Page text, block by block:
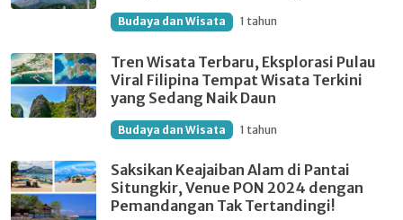
Budaya dan Wisata 1 tahun
Tren Wisata Terbaru, Eksplorasi Pulau
Viral Filipina Tempat Wisata Terkini
yang Sedang Naik Daun
Budaya dan Wisata 1 tahun
Saksikan Keajaiban Alam di Pantai
Situngkir, Venue PON 2024 dengan
Pemandangan Tak Tertandingi!